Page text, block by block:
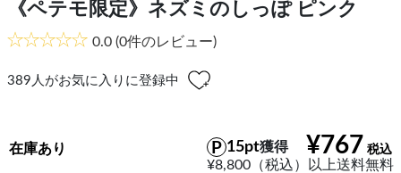
《ペテモ限定》ネズミのしっぽ ピンク
0.0 (0件のレビュー)
389 人がお気に入りに登録中
¥767
15pt獲得
¥8,800（税込）以上送料無料
在庫あり